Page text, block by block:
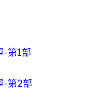
-第1部
-第2部